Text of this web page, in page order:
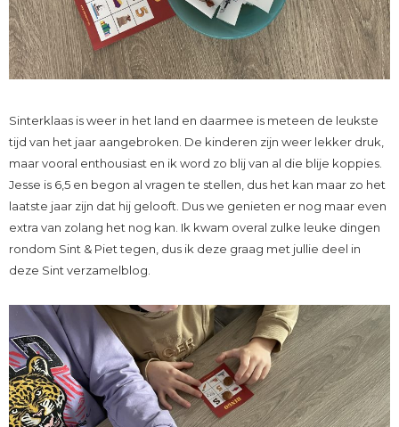
Sinterklaas is weer in het land en daarmee is meteen de leukste
tijd van het jaar aangebroken. De kinderen zijn weer lekker druk,
maar vooral enthousiast en ik word zo blij van al die blije koppies.
Jesse is 6,5 en begon al vragen te stellen, dus het kan maar zo het
laatste jaar zijn dat hij gelooft. Dus we genieten er nog maar even
extra van zolang het nog kan. Ik kwam overal zulke leuke dingen
rondom Sint & Piet tegen, dus ik deze graag met jullie deel in
deze Sint verzamelblog.